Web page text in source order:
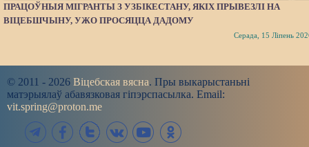
ПРАЦОЎНЫЯ МІГРАНТЫ З УЗБІКЕСТАНУ, ЯКІХ ПРЫВЕЗЛІ НА
ВІЦЕБШЧЫНУ, УЖО ПРОСЯЦЦА ДАДОМУ
Серада, 15 Ліпень
© 2011 - 2026 Віцебская вясна. Пры выкарыстаньні
матэрыялаў абавязковая гіпэрспасылка. Email:
vit.spring@proton.me